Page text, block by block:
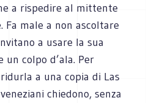
a rispedire al mittente
male a non ascoltare
a usare la sua
un colpo d’ala. Per
a una copia di Las
chiedono, senza